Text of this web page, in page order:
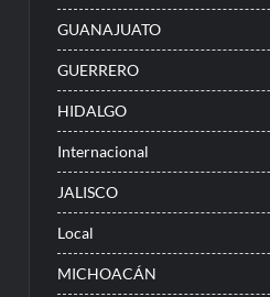
GUANAJUATO
GUERRERO
HIDALGO
Internacional
JALISCO
Local
MICHOACÁN